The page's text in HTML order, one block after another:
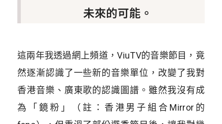
未來的可能。
這兩年我透過網上頻道，ViuTV的音樂節目，竟
然逐漸認識了一些新的音樂單位，改變了我對
香港音樂、廣東歌的認識圖譜。雖然我沒有成
為「鏡粉」（註：香港男子組合Mirror的